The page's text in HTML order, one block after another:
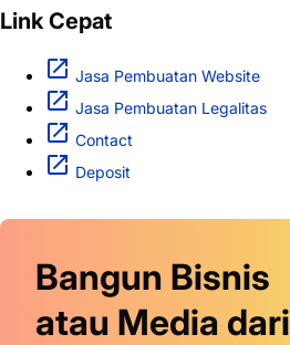
Link Cepat
Jasa Pembuatan Website
Jasa Pembuatan Legalitas
Contact
Deposit
Bangun Bisnis
atau Media dari